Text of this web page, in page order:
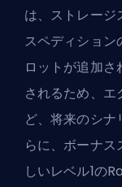
は、ストレージ
スペディション
ロットが追加
されるため、
ど、将来のシナ
らに、ボーナ
しいレベル1の